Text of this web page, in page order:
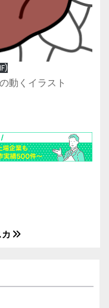
動くイラスト